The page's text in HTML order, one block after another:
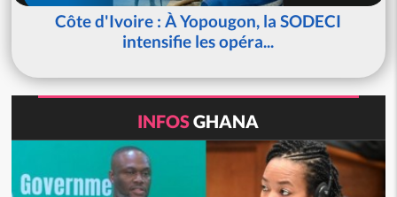
Côte d'Ivoire : À Yopougon, la SODECI
intensifie les opéra...
INFOSGHANA